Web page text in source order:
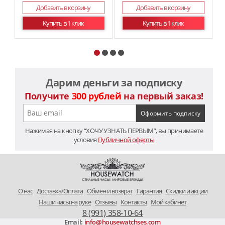
Добавить в корзину
Купить в 1 клик
Добавить в корзину
Купить в 1 клик
Дарим деньги за подписку
Получите 300 рублей на первый заказ!
Нажимая на кнопку “ХОЧУ УЗНАТЬ ПЕРВЫМ”, вы принимаете
условия Публичной оферты
O нас Доставка/Оплата Обмен и возврат Гарантия Скидки и акции
Наши часы на руке Отзывы Контакты Мой кабинет
8 (991) 358-10-64
Email: info@housewatchses.com